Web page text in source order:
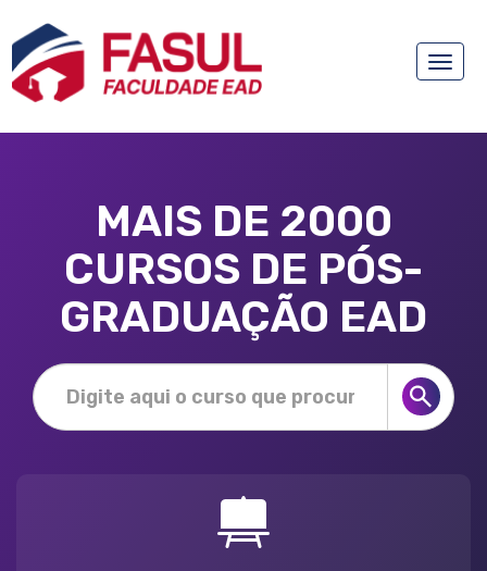
Toggle
MAIS DE 2000
CURSOS DE PÓS-
GRADUAÇÃO EAD